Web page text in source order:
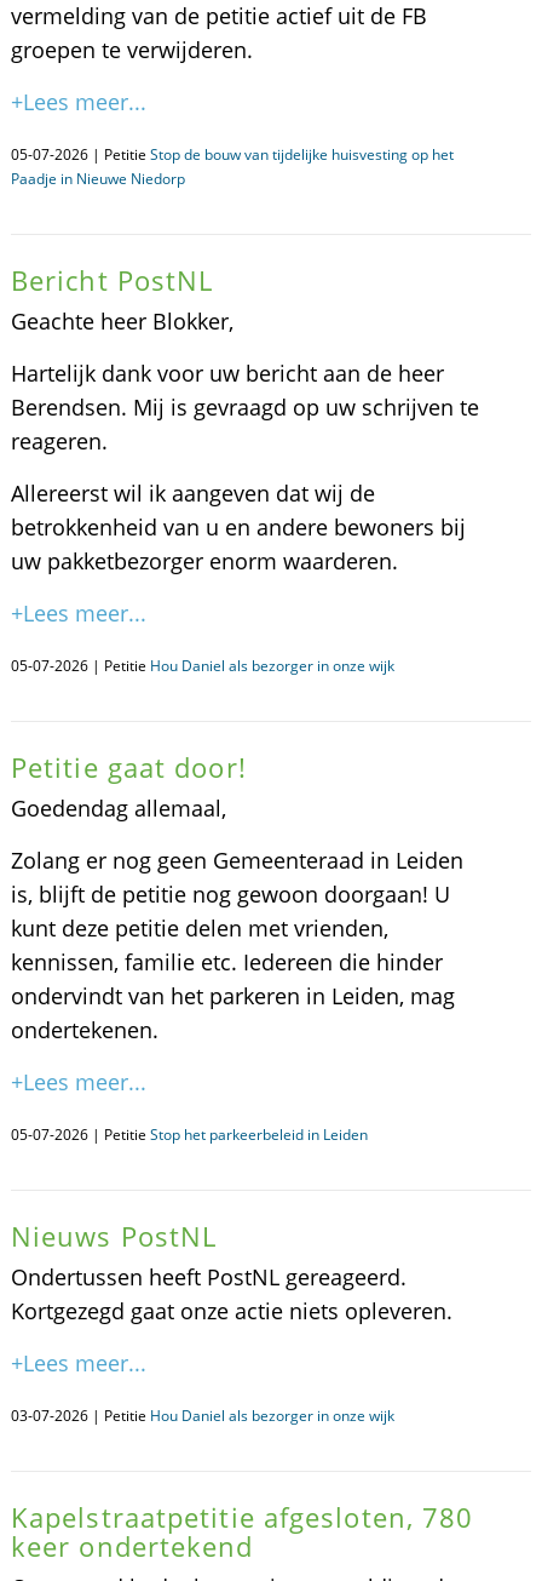
vermelding van de petitie actief uit de FB
groepen te verwijderen.
+Lees meer...
05-07-2026 | Petitie Stop de bouw van tijdelijke huisvesting op het
Paadje in Nieuwe Niedorp
Bericht PostNL
Geachte heer Blokker,
Hartelijk dank voor uw bericht aan de heer
Berendsen. Mij is gevraagd op uw schrijven te
reageren.
Allereerst wil ik aangeven dat wij de
betrokkenheid van u en andere bewoners bij
uw pakketbezorger enorm waarderen.
+Lees meer...
05-07-2026 | Petitie Hou Daniel als bezorger in onze wijk
Petitie gaat door!
Goedendag allemaal,
Zolang er nog geen Gemeenteraad in Leiden
is, blijft de petitie nog gewoon doorgaan! U
kunt deze petitie delen met vrienden,
kennissen, familie etc. Iedereen die hinder
ondervindt van het parkeren in Leiden, mag
ondertekenen.
+Lees meer...
05-07-2026 | Petitie Stop het parkeerbeleid in Leiden
Nieuws PostNL
Ondertussen heeft PostNL gereageerd.
Kortgezegd gaat onze actie niets opleveren.
+Lees meer...
03-07-2026 | Petitie Hou Daniel als bezorger in onze wijk
Kapelstraatpetitie afgesloten, 780
keer ondertekend